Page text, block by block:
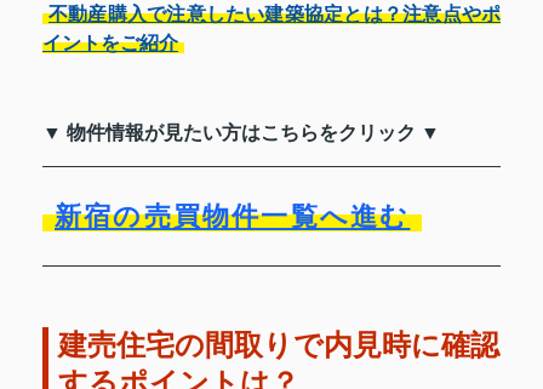
不動産購入で注意したい建築協定とは？注意点やポ
イントをご紹介
▼ 物件情報が見たい方はこちらをクリック ▼
新宿の売買物件一覧へ進む
建売住宅の間取りで内見時に確認